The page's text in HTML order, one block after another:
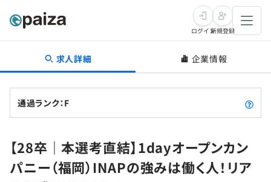
転職・キャリア
転職成功ガイド
インタビュー
新卒就活
求人検索
本選考
学習
ログイン新規登録
求人詳細 企業情報
通過ランク：F
【28卒｜本選考直結】1dayオープンカン
パニー（福岡）INAPの強みは働く人！リア